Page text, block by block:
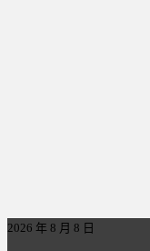
2026 年 8 月 8 日